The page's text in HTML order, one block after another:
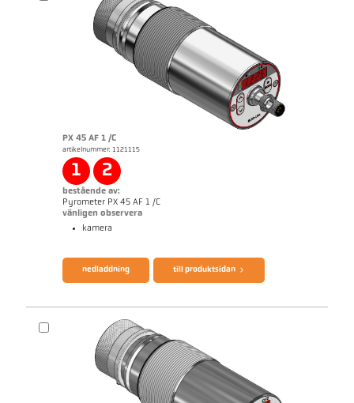
PX 45 AF 1 /C
artikelnummer: 1121115
1 2
bestående av:
Pyrometer PX 45 AF 1 /C
vänligen observera
kamera
nedladdning till produktsidan